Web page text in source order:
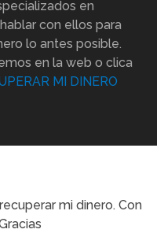
en
con ellos para
lo antes posible.
en la web o clica
MI DINERO
mi dinero. Con